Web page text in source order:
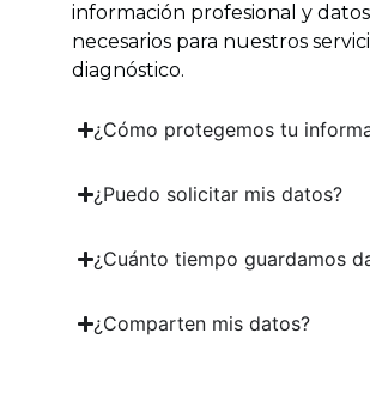
información profesional y datos
necesarios para nuestros
diagnóstico.
¿Cómo protegemos tu
¿Puedo solicitar mis datos?
¿Cuánto tiempo guardamos
¿Comparten mis datos?